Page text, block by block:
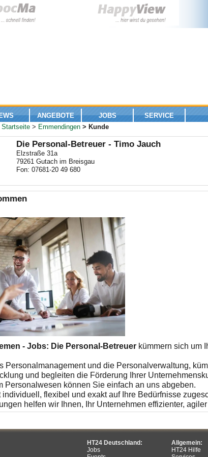
ANGEBOTE JOBS SERVICE
Startseite > Emmendingen > Kunde
Die Personal-Betreuer - Timo Jauch
Elzstraße 31a
79261 Gutach im Breisgau
Fon: 07681-20 49 680
- Jobs: Die Personal-Betreuer kümmern sich um
Personalmanagement und die Personalverwaltung,
und begleiten die Förderung Ihrer
Personalwesen können Sie einfach an uns abgeben.
individuell, flexibel und exakt auf Ihre Bedürfnisse
helfen wir Ihnen, Ihr Unternehmen effizienter,
HT24 Deutschland:
Jobs
Allgemein:
HT24 Hilfe